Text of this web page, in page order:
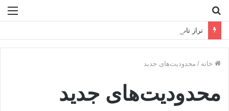
برای
تراز تاب‌آوری فولادمبارکه در سال سخت ۱۴۰۴
خانه / محدودیت‌های جدید
محدودیت‌های جدید